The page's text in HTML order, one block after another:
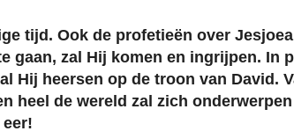
tijd. Ook de profetieën over
gaan, zal Hij komen en ingrijpen. In
Hij heersen op de troon van David.
heel de wereld zal zich